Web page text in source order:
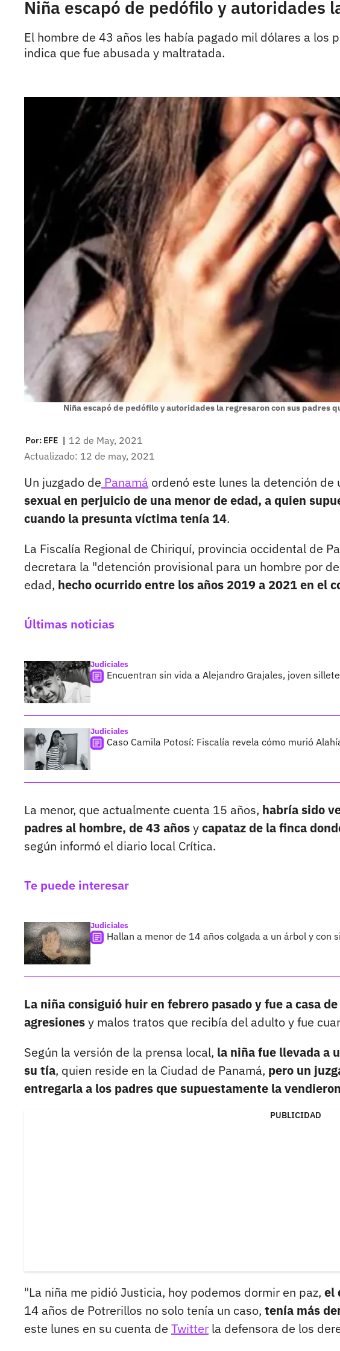
Niña escapó de pedófilo y autoridades
El hombre de 43 años les había pagado mil dólares a los
indica que fue abusada y maltratada.
Niña escapó de pedófilo y autoridades la regresaron con sus padres
Por: EFE | 12 de May, 2021
Actualizado: 12 de may, 2021
Un juzgado de Panamá ordenó este lunes la detención de
sexual en perjuicio de una menor de edad, a quien
cuando la presunta víctima tenía 14.
La Fiscalía Regional de Chiriquí, provincia occidental de
decretara la "detención provisional para un hombre por
edad, hecho ocurrido entre los años 2019 a 2021 en el
Últimas noticias
Judiciales
Encuentran sin vida a Alejandro Grajales, joven
Judiciales
Caso Camila Potosí: Fiscalía revela cómo murió
La menor, que actualmente cuenta 15 años, habría sido
padres al hombre, de 43 añosycapataz de la finca
según informó el diario local Crítica.
Te puede interesar
Judiciales
Hallan a menor de 14 años colgada a un árbol y con
La niña consiguió huir en febrero pasado y fue a casa
agresionesy malos tratos que recibía del adulto y fue
Según la versión de la prensa local, la niña fue llevada a
su tía, quien reside en la Ciudad de Panamá, pero un
entregarla a los padres que supuestamente la vendieron
PUBLICIDAD
"La niña me pidió Justicia, hoy podemos dormir en paz, el
14 años de Potrerillos no solo tenía un caso, tenía más
este lunes en su cuenta de Twitter la defensora de los